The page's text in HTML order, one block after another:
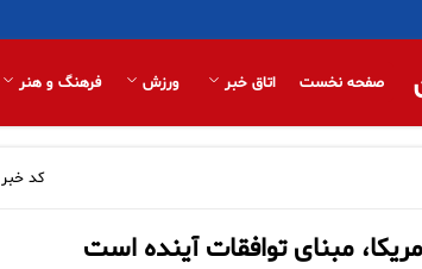
صفحه نخست اتاق خبر ورزش فرهنگ و هنر
کد خبر
مبنای توافقات آینده است